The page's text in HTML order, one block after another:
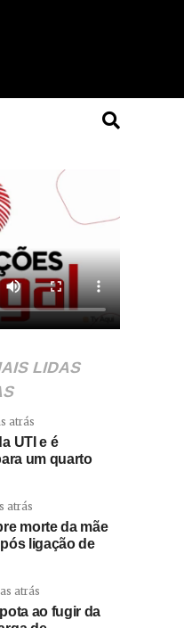
LIDAS
atrás
UTI e é
um quarto
atrás
morte da mãe
ligação de
atrás
ao fugir da